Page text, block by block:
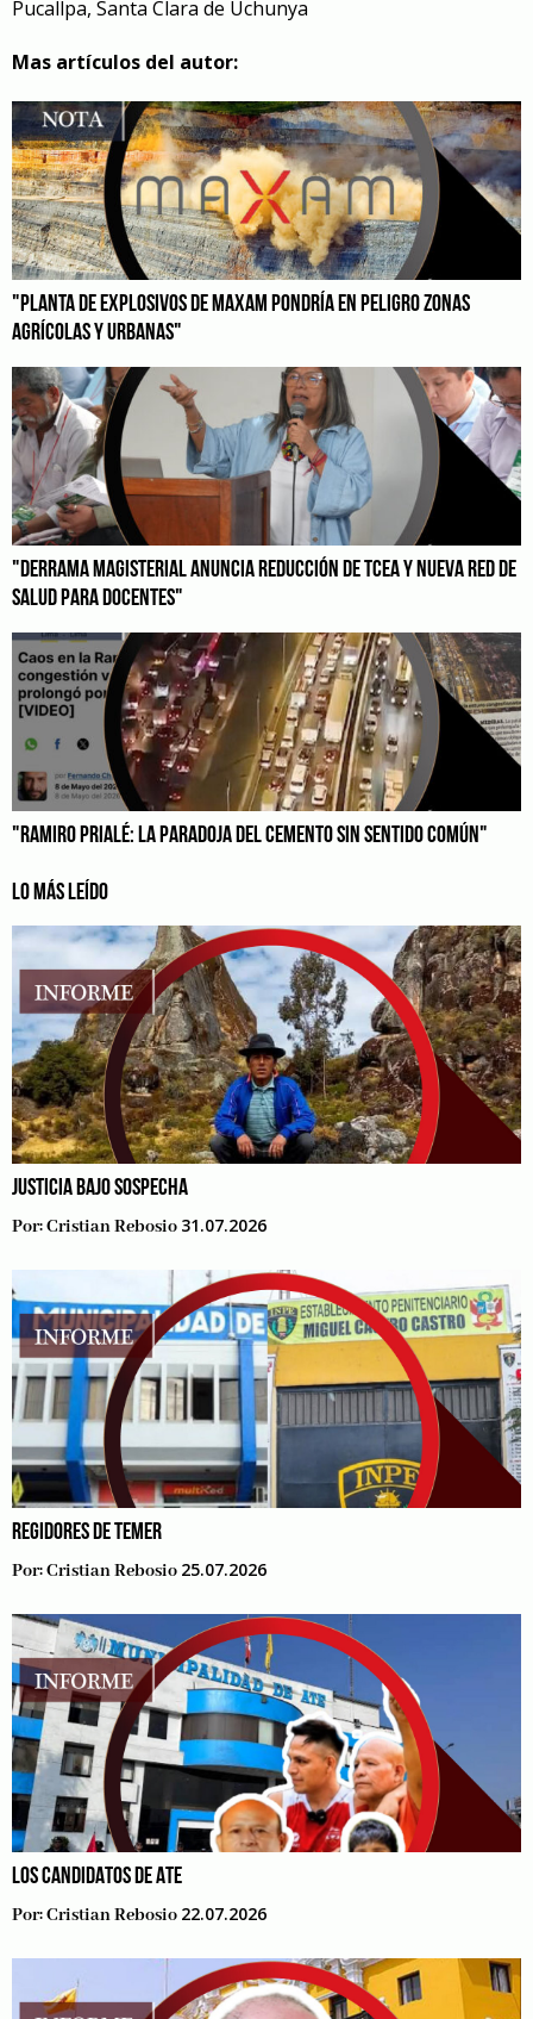
Pucallpa, Santa Clara de Uchunya
Mas artículos del autor:
"PLANTA DE EXPLOSIVOS DE MAXAM PONDRÍA EN PELIGRO ZONAS
AGRÍCOLAS Y URBANAS"
"DERRAMA MAGISTERIAL ANUNCIA REDUCCIÓN DE TCEA Y NUEVA RED DE
SALUD PARA DOCENTES"
"RAMIRO PRIALÉ: LA PARADOJA DEL CEMENTO SIN SENTIDO COMÚN"
LO MÁS LEÍDO
JUSTICIA BAJO SOSPECHA
Por:Cristian Rebosio 31.07.2026
REGIDORES DE TEMER
Por:Cristian Rebosio 25.07.2026
LOS CANDIDATOS DE ATE
Por:Cristian Rebosio 22.07.2026